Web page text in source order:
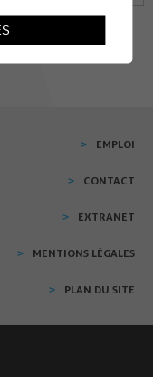
EMPLOI
CONTACT
EXTRANET
MENTIONS LÉGALES
PLAN DU SITE